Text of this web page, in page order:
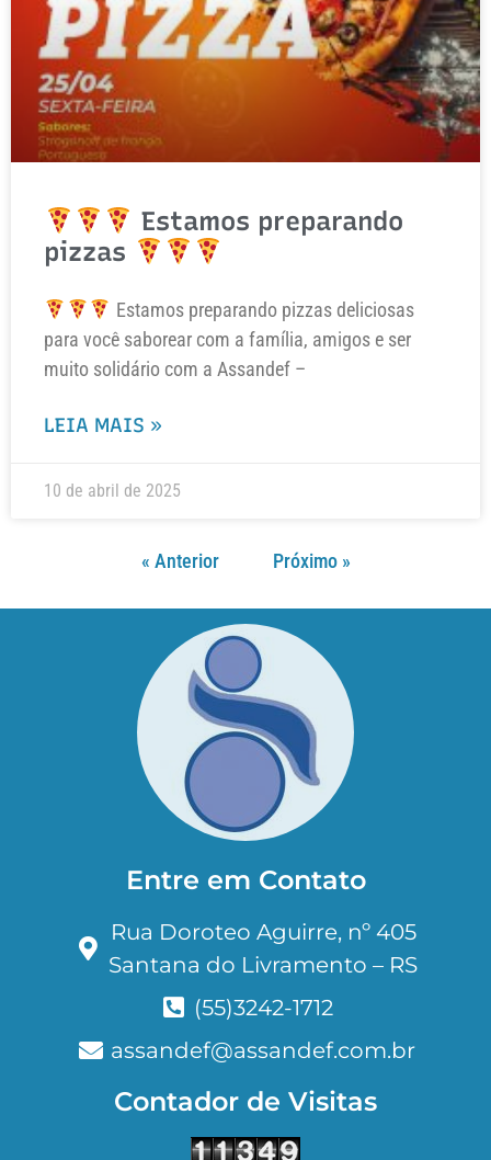
Estamos preparando
pizzas
Estamos preparando pizzas deliciosas
para você saborear com a família, amigos e ser
muito solidário com a Assandef –
LEIA MAIS »
10 de abril de 2025
« Anterior Próximo »
Entre em Contato
Rua Doroteo Aguirre, nº 405
Santana do Livramento – RS
(55)3242-1712
assandef@assandef.com.br
Contador de Visitas